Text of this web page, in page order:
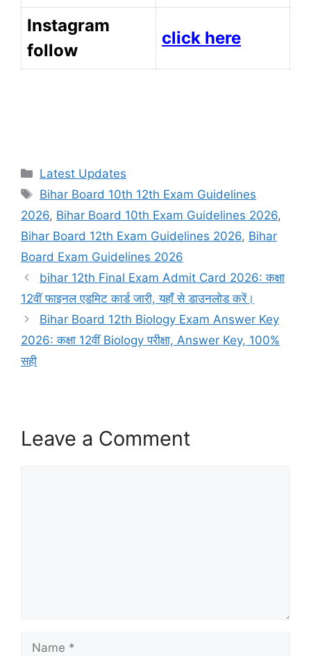
Instagram
follow
click here
Categories
Latest Updates
Tags
Bihar Board 10th 12th Exam Guidelines
2026, Bihar Board 10th Exam Guidelines 2026,
Bihar Board 12th Exam Guidelines 2026, Bihar
Board Exam Guidelines 2026
bihar 12th Final Exam Admit Card 2026: कक्षा
12वीं फाइनल एडमिट कार्ड जारी, यहाँ से डाउनलोड करें।
Bihar Board 12th Biology Exam Answer Key
2026: कक्षा 12वीं Biology परीक्षा, Answer Key, 100%
सही
Leave a Comment
Name